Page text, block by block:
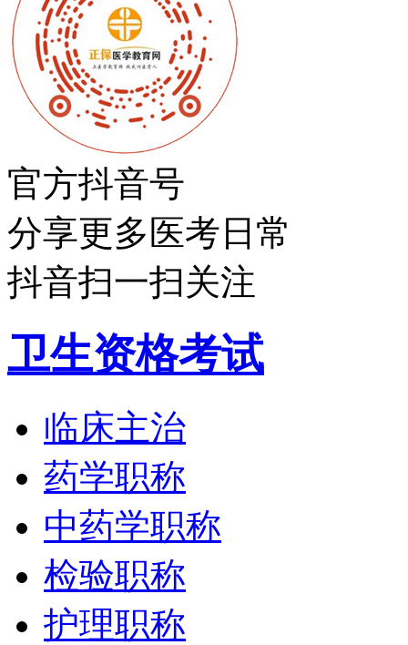
官方抖音号
分享更多医考日常
抖音扫一扫关注
卫生资格考试
临床主治
药学职称
中药学职称
检验职称
护理职称